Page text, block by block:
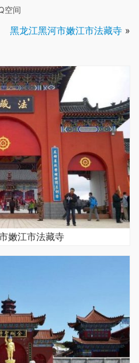
空间
黑龙江黑河市嫩江市法藏寺 »
嫩江市法藏寺